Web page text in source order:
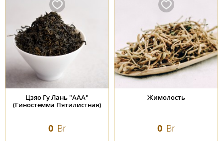
Цзяо Гу Лань "ААА"
(Гиностемма Пятилистная)
0 Br
Жимолость
0 Br